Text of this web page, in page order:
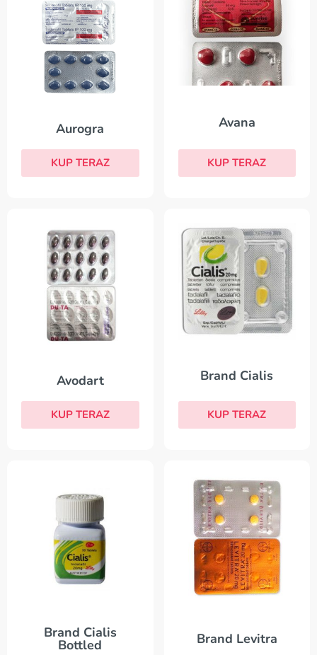
Aurogra
KUP TERAZ
Avana
KUP TERAZ
Avodart
KUP TERAZ
Brand Cialis
KUP TERAZ
Brand Cialis
Bottled Brand Levitra